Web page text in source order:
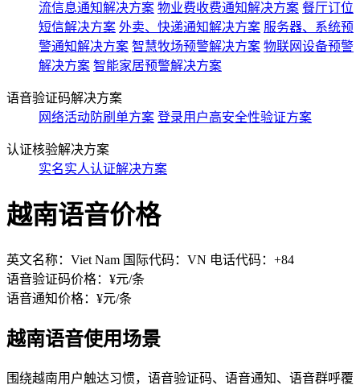
流信息通知解决方案 物业费收费通知解决方案 餐厅订位
短信解决方案 外卖、快递通知解决方案 服务器、系统预
警通知解决方案 智慧牧场预警解决方案 物联网设备预警
解决方案 智能家居预警解决方案
语音验证码解决方案
网络活动防刷单方案 登录用户高安全性验证方案
认证核验解决方案
实名实人认证解决方案
越南语音价格
英文名称：Viet Nam 国际代码：VN 电话代码：+84
语音验证码价格：¥元/条
语音通知价格：¥元/条
越南语音使用场景
围绕越南用户触达习惯，语音验证码、语音通知、语音群呼覆